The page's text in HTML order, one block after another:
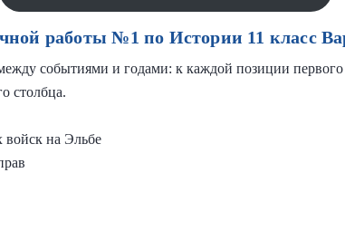
работы №1 по Истории 11 класс
событиями и годами: к каждой позиции
столбца.
войск на Эльбе